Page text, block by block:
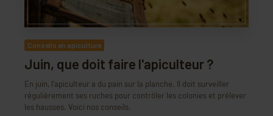
Conseils en apiculture
Juin, que doit faire l'apiculteur ?
En juin, l’apiculteur a du pain sur la planche. Il doit surveiller
régulièrement ses ruches pour contrôler les colonies et prélever
les hausses. Voici nos conseils.